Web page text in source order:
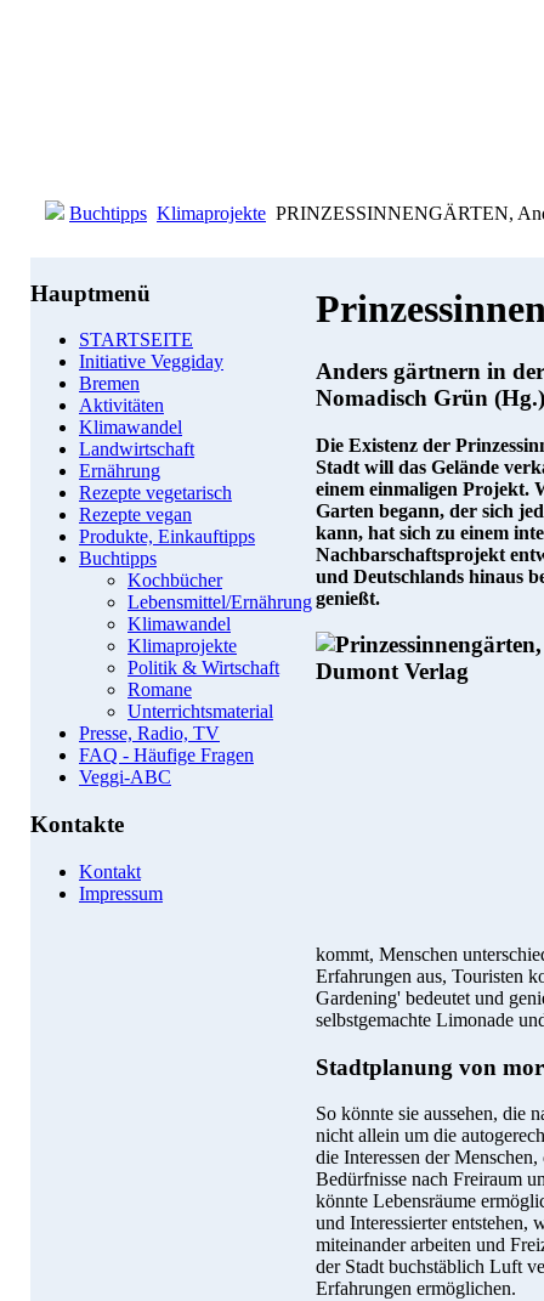
Buchtipps Klimaprojekte PRINZESSINNENGÄRTEN,
Hauptmenü
STARTSEITE
Initiative Veggiday
Bremen
Aktivitäten
Klimawandel
Landwirtschaft
Ernährung
Rezepte vegetarisch
Rezepte vegan
Produkte, Einkauftipps
Buchtipps
Kochbücher
Lebensmittel/Ernährung
Klimawandel
Klimaprojekte
Politik & Wirtschaft
Romane
Unterrichtsmaterial
Presse, Radio, TV
FAQ - Häufige Fragen
Veggi-ABC
Kontakte
Kontakt
Impressum
Anders gärtnern in
Nomadisch Grün (Hg.)
Die Existenz der
Stadt will das Gelände
einem einmaligen Projekt.
Garten begann, der sich
kann, hat sich zu einem
Nachbarschaftsprojekt
und Deutschlands hinaus
genießt.
kommt, Menschen
Erfahrungen aus, Touristen
Gardening' bedeutet und
selbstgemachte Limonade
Stadtplanung von
So könnte sie aussehen, die
nicht allein um die
die Interessen der
Bedürfnisse nach Freiraum
könnte Lebensräume
und Interessierter entstehen,
miteinander arbeiten und
der Stadt buchstäblich Luft
Erfahrungen ermöglichen.